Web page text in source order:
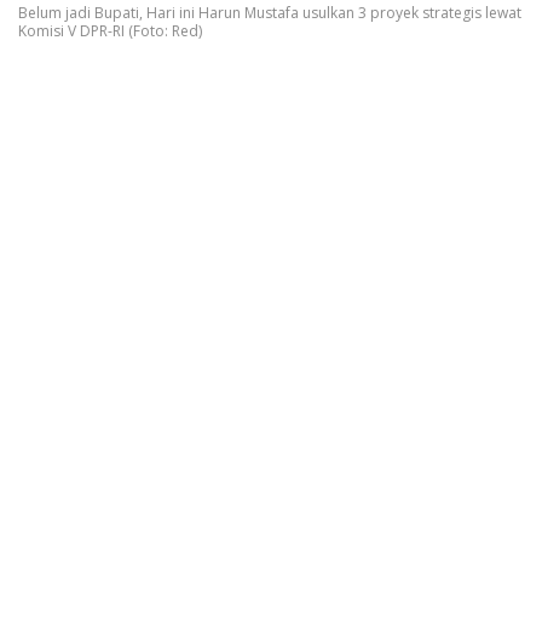
Belum jadi Bupati, Hari ini Harun Mustafa usulkan 3 proyek strategis lewat
Komisi V DPR-RI (Foto: Red)